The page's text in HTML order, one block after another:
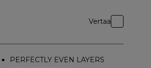
Vertaa
PERFECTLY EVEN LAYERS